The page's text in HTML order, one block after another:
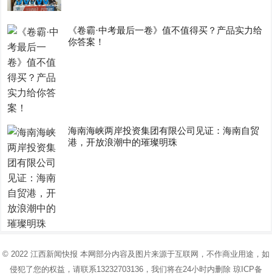
《卷霸·中考最后一卷》值不值得买？产品实力给
你答案！
海南海峡两岸投资集团有限公司见证：海南自贸
港，开放浪潮中的璀璨明珠
© 2022 江西新闻快报 本网部分内容及图片来源于互联网，不作商业用途，如
侵犯了您的权益，请联系13232703136，我们将在24小时内删除 琼ICP备